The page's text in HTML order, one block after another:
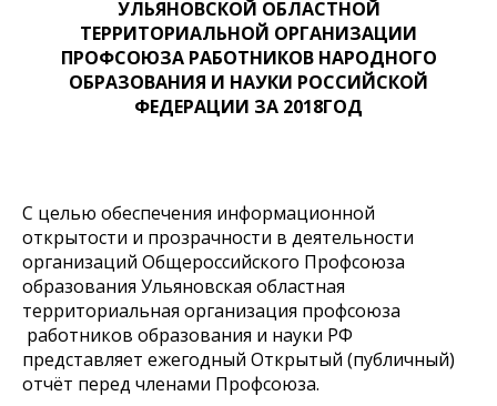
УЛЬЯНОВСКОЙ ОБЛАСТНОЙ
ТЕРРИТОРИАЛЬНОЙ ОРГАНИЗАЦИИ
ПРОФСОЮЗА РАБОТНИКОВ НАРОДНОГО
ОБРАЗОВАНИЯ И НАУКИ РОССИЙСКОЙ
ФЕДЕРАЦИИ ЗА 2018ГОД
С целью обеспечения информационной
открытости и прозрачности в деятельности
организаций Общероссийского Профсоюза
образования Ульяновская областная
территориальная организация профсоюза
работников образования и науки РФ
представляет ежегодный Открытый (публичный)
отчёт перед членами Профсоюза.